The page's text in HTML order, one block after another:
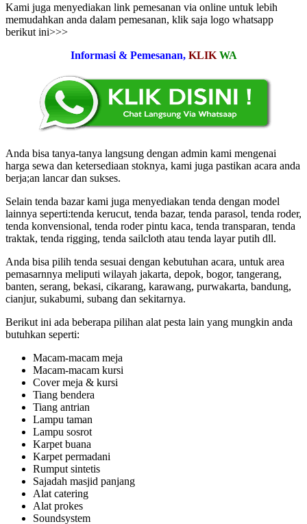
Kami juga menyediakan link pemesanan via online untuk lebih
memudahkan anda dalam pemesanan, klik saja logo whatsapp
berikut ini>>>
Informasi & Pemesanan, KLIK WA
Anda bisa tanya-tanya langsung dengan admin kami mengenai
harga sewa dan ketersediaan stoknya, kami juga pastikan acara anda
berja;an lancar dan sukses.
Selain tenda bazar kami juga menyediakan tenda dengan model
lainnya seperti:tenda kerucut, tenda bazar, tenda parasol, tenda roder,
tenda konvensional, tenda roder pintu kaca, tenda transparan, tenda
traktak, tenda rigging, tenda sailcloth atau tenda layar putih dll.
Anda bisa pilih tenda sesuai dengan kebutuhan acara, untuk area
pemasarnnya meliputi wilayah jakarta, depok, bogor, tangerang,
banten, serang, bekasi, cikarang, karawang, purwakarta, bandung,
cianjur, sukabumi, subang dan sekitarnya.
Berikut ini ada beberapa pilihan alat pesta lain yang mungkin anda
butuhkan seperti:
Macam-macam meja
Macam-macam kursi
Cover meja & kursi
Tiang bendera
Tiang antrian
Lampu taman
Lampu sosrot
Karpet buana
Karpet permadani
Rumput sintetis
Sajadah masjid panjang
Alat catering
Alat prokes
Soundsystem